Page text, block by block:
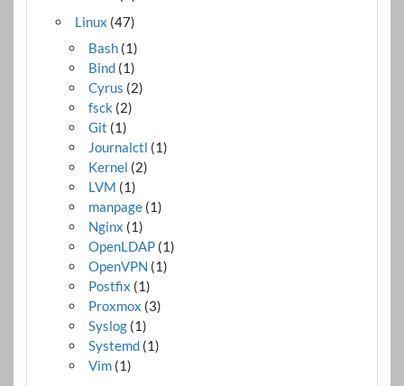
Linux (47)
Bash (1)
Bind (1)
Cyrus (2)
fsck (2)
Git (1)
Journalctl (1)
Kernel (2)
LVM (1)
manpage (1)
Nginx (1)
OpenLDAP (1)
OpenVPN (1)
Postfix (1)
Proxmox (3)
Syslog (1)
Systemd (1)
Vim (1)